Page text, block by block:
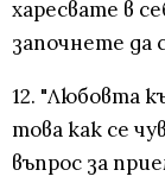
харесвате в
започнете да
12. "Любовта
това как се
въпрос за